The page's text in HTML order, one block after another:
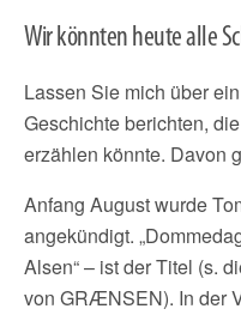
Wir könnten heute alle
Lassen Sie mich über
Geschichte berichten,
erzählen könnte. Davon
Anfang August wurde
angekündigt.
Alsen“ – ist der Titel (s.
von GRÆNSEN). In der